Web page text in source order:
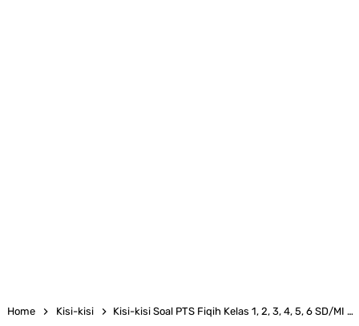
Home Kisi-kisi Kisi-kisi Soal PTS Fiqih Kelas 1, 2, 3, 4, 5, 6 SD/MI Semester 1 Sesuai KMA 183 Tahun 2022/2023